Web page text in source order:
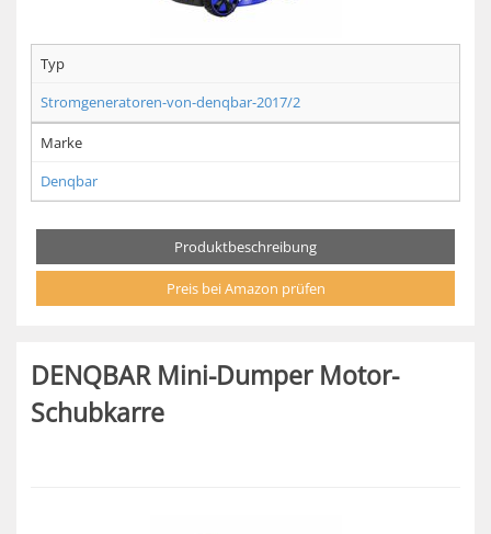
Typ
Stromgeneratoren-von-denqbar-2017/2
Marke
Denqbar
Produktbeschreibung
Preis bei Amazon prüfen
DENQBAR Mini-Dumper Motor-
Schubkarre